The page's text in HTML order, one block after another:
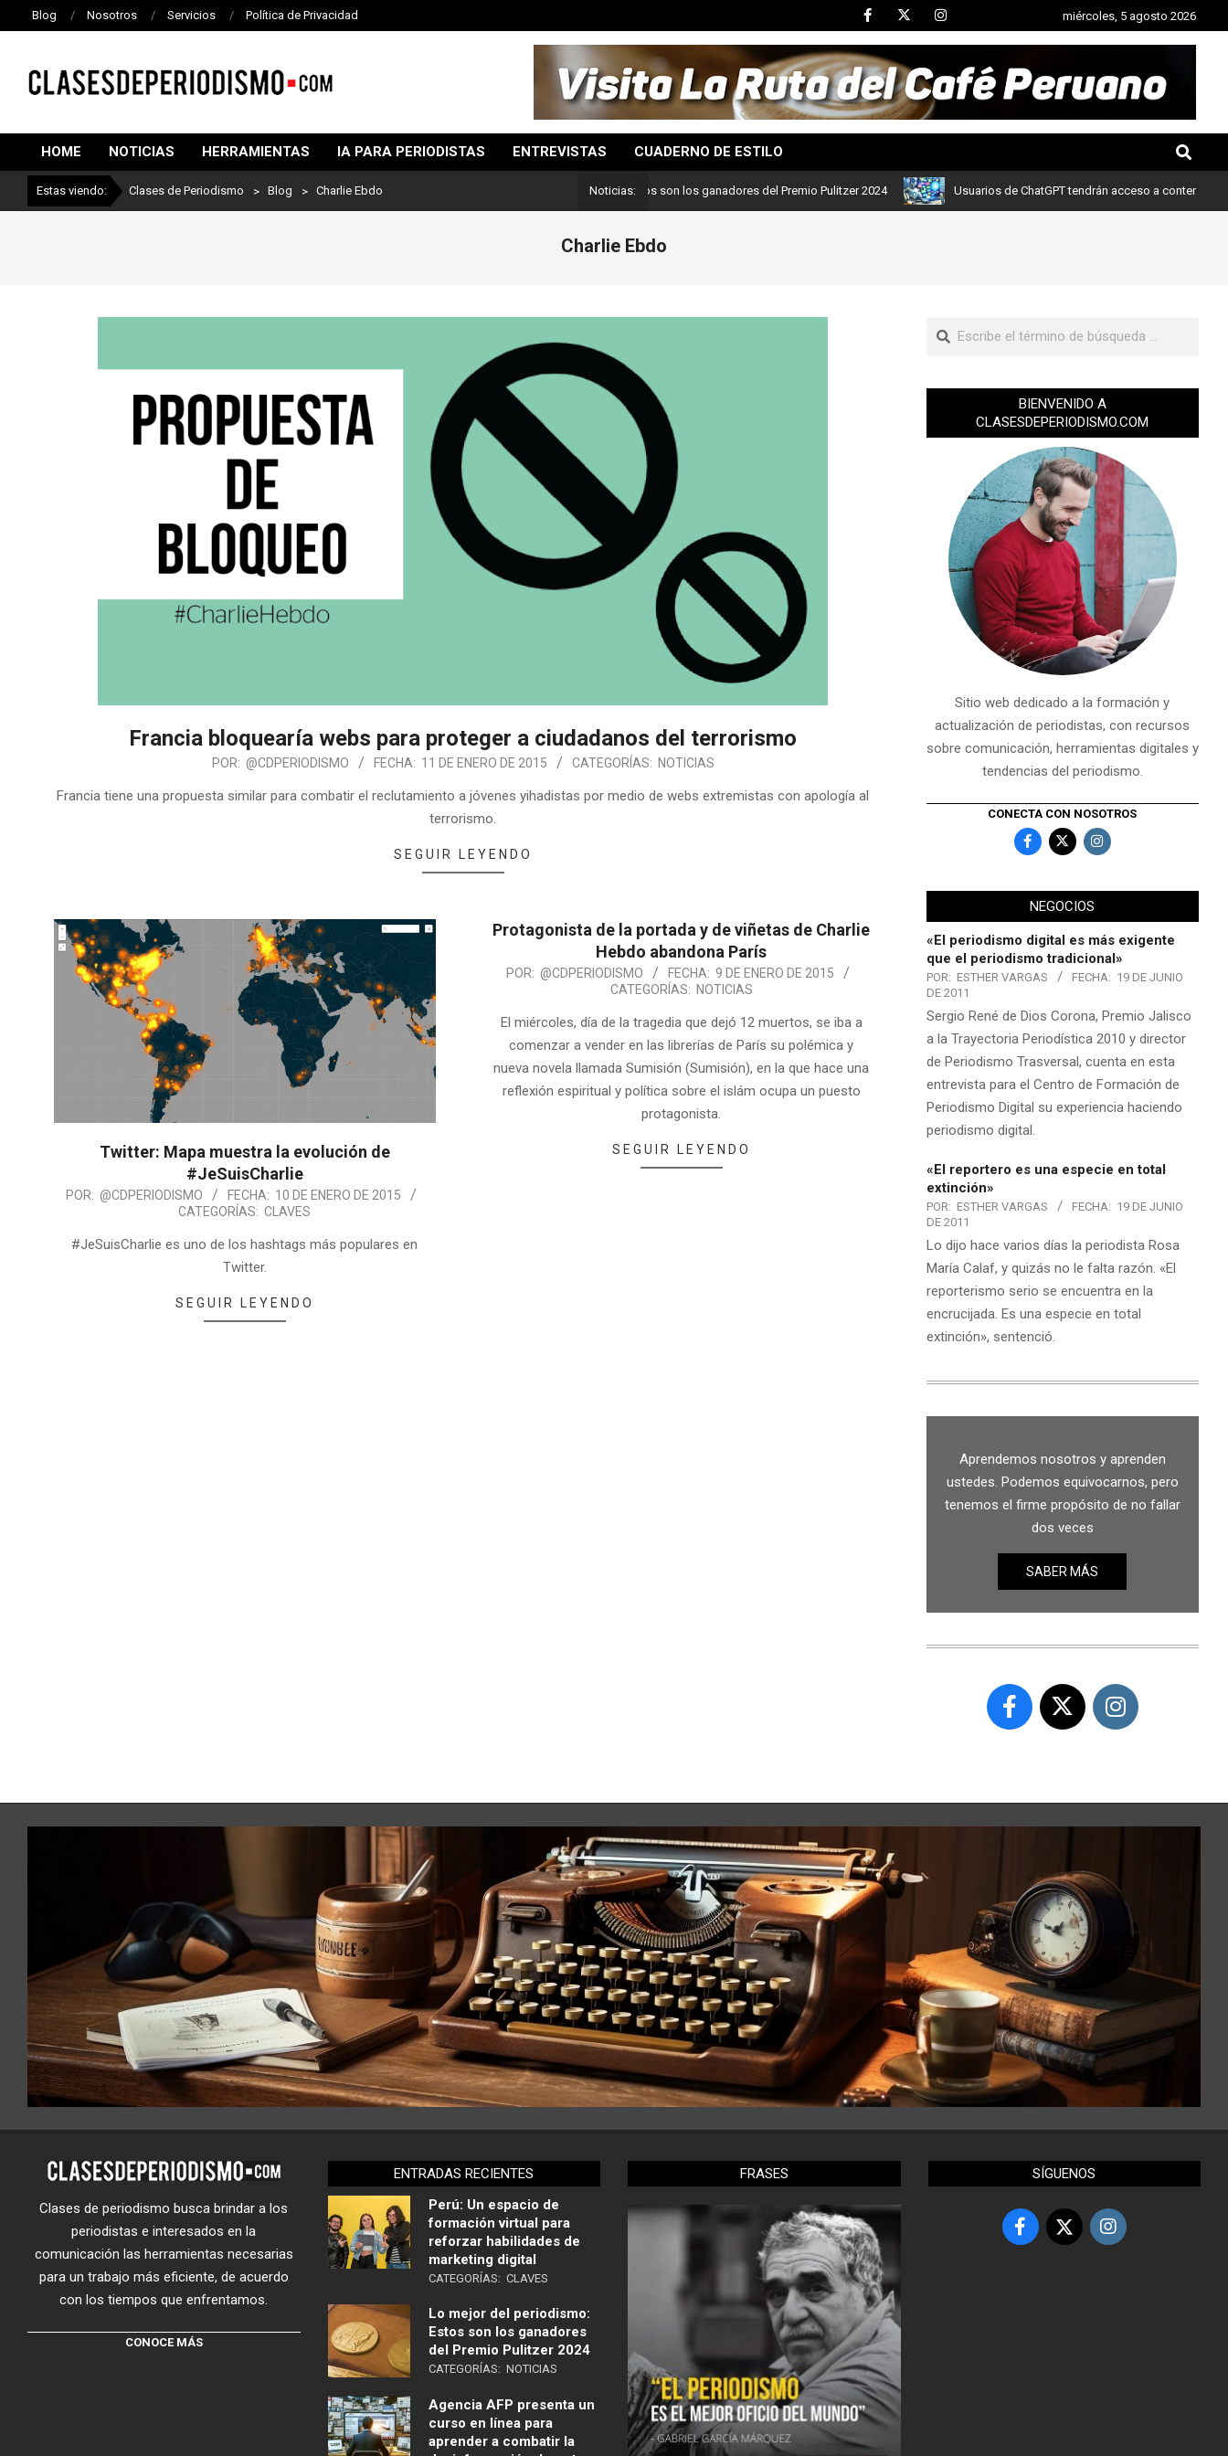
Blog Nosotros Servicios Política de Privacidad miércoles, 5 agosto 2026
DE
PERIODISMO
HOME NOTICIAS HERRAMIENTAS IA PARA PERIODISTAS ENTREVISTAS CUADERNO DE ESTILO
Estas viendo: Clases de Periodismo > Blog > Charlie Ebdo Noticias:
Lo mejor del periodismo: Estos son los ganadores del Premio Pulitzer 2024 Usuarios de ChatGPT tendrán acceso a contenidos de
Charlie Ebdo
Francia bloquearía webs para proteger a ciudadanos del terrorismo
POR: @CDPERIODISMO FECHA: 11 DE ENERO DE 2015 CATEGORÍAS: NOTICIAS
Francia tiene una propuesta similar para combatir el reclutamiento a jóvenes yihadistas por medio de webs extremistas con apología al
terrorismo.
SEGUIR LEYENDO
Twitter: Mapa muestra la evolución de
#JeSuisCharlie
POR: @CDPERIODISMO FECHA: 10 DE ENERO DE 2015
CATEGORÍAS: CLAVES
#JeSuisCharlie es uno de los hashtags más populares en
Twitter.
SEGUIR LEYENDO
Protagonista de la portada y de viñetas de Charlie
Hebdo abandona París
POR: @CDPERIODISMO FECHA: 9 DE ENERO DE 2015
CATEGORÍAS: NOTICIAS
El miércoles, día de la tragedia que dejó 12 muertos, se iba a
comenzar a vender en las librerías de París su polémica y
nueva novela llamada Sumisión (Sumisión), en la que hace una
reflexión espiritual y política sobre el islám ocupa un puesto
protagonista.
SEGUIR LEYENDO
BIENVENIDO A
CLASESDEPERIODISMO.COM
Sitio web dedicado a la formación y
actualización de periodistas, con recursos
sobre comunicación, herramientas digitales y
tendencias del periodismo.
CONECTA CON NOSOTROS
NEGOCIOS
«El periodismo digital es más exigente
que el periodismo tradicional»
POR: ESTHER VARGAS FECHA: 19 DE JUNIO
DE 2011
Sergio René de Dios Corona, Premio Jalisco
a la Trayectoria Periodística 2010 y director
de Periodismo Trasversal, cuenta en esta
entrevista para el Centro de Formación de
Periodismo Digital su experiencia haciendo
periodismo digital.
«El reportero es una especie en total
extinción»
POR: ESTHER VARGAS FECHA: 19 DE JUNIO
DE 2011
Lo dijo hace varios días la periodista Rosa
María Calaf, y quizás no le falta razón. «El
reporterismo serio se encuentra en la
encrucijada. Es una especie en total
extinción», sentenció.
Aprendemos nosotros y aprenden
ustedes. Podemos equivocarnos, pero
tenemos el firme propósito de no fallar
dos veces
SABER MÁS
Clases de periodismo busca brindar a los
periodistas e interesados en la
comunicación las herramientas necesarias
para un trabajo más eficiente, de acuerdo
con los tiempos que enfrentamos.
CONOCE MÁS
ENTRADAS RECIENTES
Perú: Un espacio de
formación virtual para
reforzar habilidades de
marketing digital
CATEGORÍAS: CLAVES
Lo mejor del periodismo:
Estos son los ganadores
del Premio Pulitzer 2024
CATEGORÍAS: NOTICIAS
Agencia AFP presenta un
curso en línea para
aprender a combatir la
FRASES SÍGUENOS